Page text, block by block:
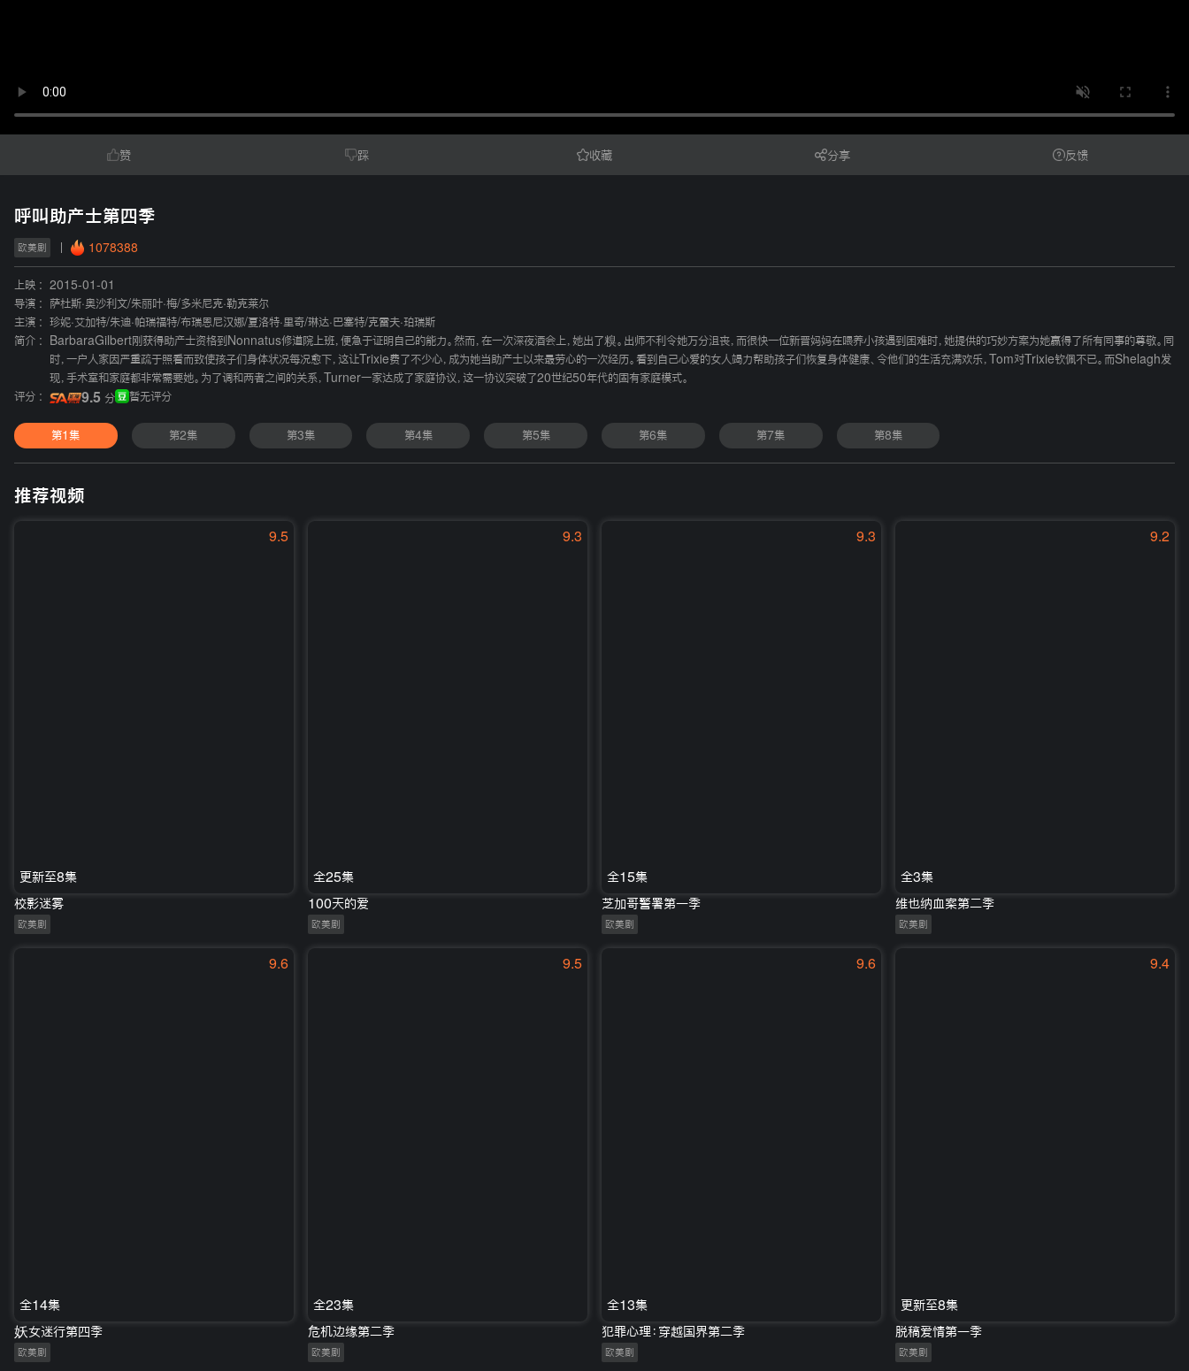
赞 踩 收藏 分享 反馈
呼叫助产士第四季
欧美剧 1078388
上映 :
2015-01-01
导演 :
萨杜斯·奥沙利文/朱丽叶·梅/多米尼克·勒克莱尔
主演 :
珍妮·艾加特/朱迪·帕瑞福特/布瑞恩尼汉娜/夏洛特·里奇/琳达·巴塞特/克雷夫·珀瑞斯
简介 :
BarbaraGilbert刚获得助产士资格到Nonnatus修道院上班，便急于证明自己的能力。然而，在一次深夜酒会上，她出了糗。出师不利令她万分沮丧，而很快一位新晋妈妈在喂养小孩遇到困难时，她提供的巧妙方案为她赢得了所有同事的尊敬。同
时，一户人家因严重疏于照看而致使孩子们身体状况每况愈下，这让Trixie费了不少心，成为她当助产士以来最劳心的一次经历。看到自己心爱的女人竭力帮助孩子们恢复身体健康、令他们的生活充满欢乐，Tom对Trixie钦佩不已。而Shelagh发
现，手术室和家庭都非常需要她。为了调和两者之间的关系，Turner一家达成了家庭协议，这一协议突破了20世纪50年代的固有家庭模式。
评分 :
9.5 分 暂无评分
第1集 第2集 第3集 第4集 第5集 第6集 第7集 第8集
推荐视频
9.5
更新至8集
校影迷雾
欧美剧
9.3
全25集
100天的爱
欧美剧
9.3
全15集
芝加哥警署第一季
欧美剧
9.2
全3集
维也纳血案第二季
欧美剧
9.6
全14集
妖女迷行第四季
欧美剧
9.5
全23集
危机边缘第二季
欧美剧
9.6
全13集
犯罪心理：穿越国界第二季
欧美剧
9.4
更新至8集
脱稿爱情第一季
欧美剧